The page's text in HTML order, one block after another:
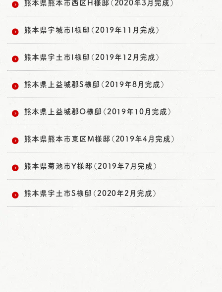
熊本県熊本市西区H様邸（2020年3月完成）
熊本県宇城市I様邸（2019年11月完成）
熊本県宇土市I様邸（2019年12月完成）
熊本県上益城郡S様邸（2019年8月完成）
熊本県上益城郡O様邸（2019年10月完成）
熊本県熊本市東区M様邸（2019年4月完成）
熊本県菊池市Y様邸（2019年7月完成）
熊本県宇土市S様邸（2020年2月完成）